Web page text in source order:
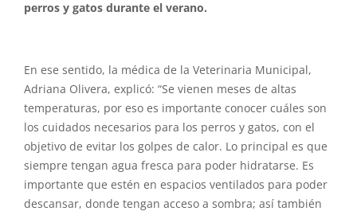
perros y gatos durante el verano.
En ese sentido, la médica de la Veterinaria Municipal,
Adriana Olivera, explicó: “Se vienen meses de altas
temperaturas, por eso es importante conocer cuáles son
los cuidados necesarios para los perros y gatos, con el
objetivo de evitar los golpes de calor. Lo principal es que
siempre tengan agua fresca para poder hidratarse. Es
importante que estén en espacios ventilados para poder
descansar, donde tengan acceso a sombra; así también